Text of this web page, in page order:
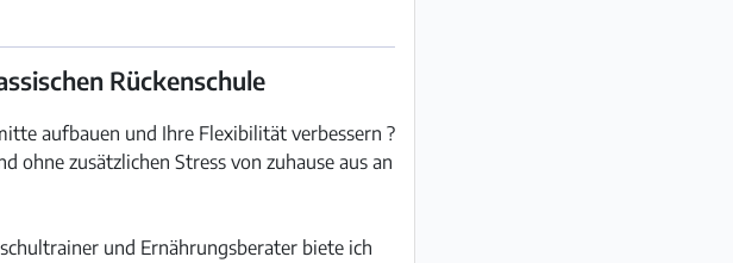
Rückenschule
aufbauen und Ihre Flexibilität verbessern ?
ohne zusätzlichen Stress von zuhause aus an
und Ernährungsberater biete ich